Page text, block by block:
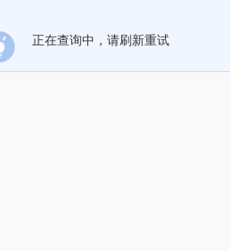
正在查询中，请刷新重试